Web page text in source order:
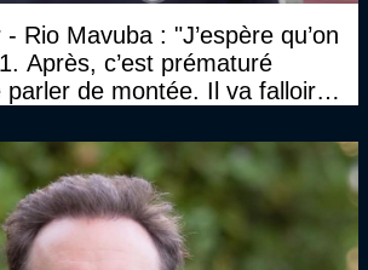
Rio Mavuba : "J’espère qu’on
Après, c’est prématuré
parler de montée. Il va falloir